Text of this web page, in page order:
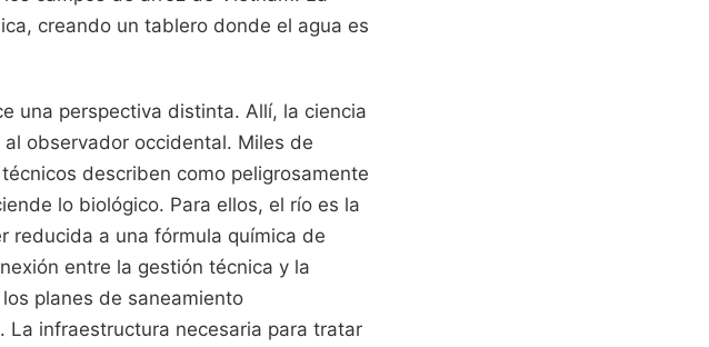
creando un tablero donde el agua es
una perspectiva distinta. Allí, la ciencia
observador occidental. Miles de
describen como peligrosamente
lo biológico. Para ellos, el río es la
reducida a una fórmula química de
entre la gestión técnica y la
planes de saneamiento
La infraestructura necesaria para tratar